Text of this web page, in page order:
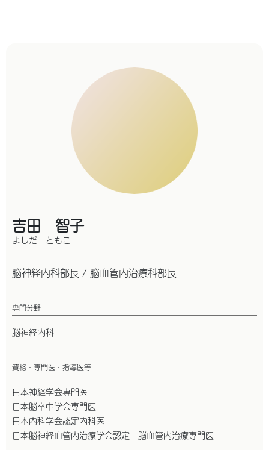
吉田 智子
よしだ ともこ
脳神経内科部長 / 脳血管内治療科部長
専門分野
脳神経内科
資格・専門医・指導医等
日本神経学会専門医
日本脳卒中学会専門医
日本内科学会認定内科医
日本脳神経血管内治療学会認定 脳血管内治療専門医